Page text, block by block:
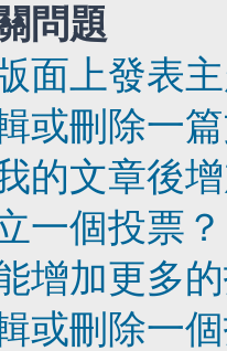
問題
面上發表
或刪除一
的文章後
一個投票？
增加更多
或刪除一